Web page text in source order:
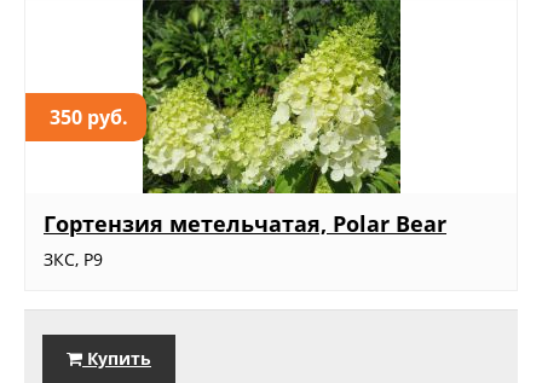
350 руб.
Гортензия метельчатая, Polar Bear
ЗКС, Р9
Купить